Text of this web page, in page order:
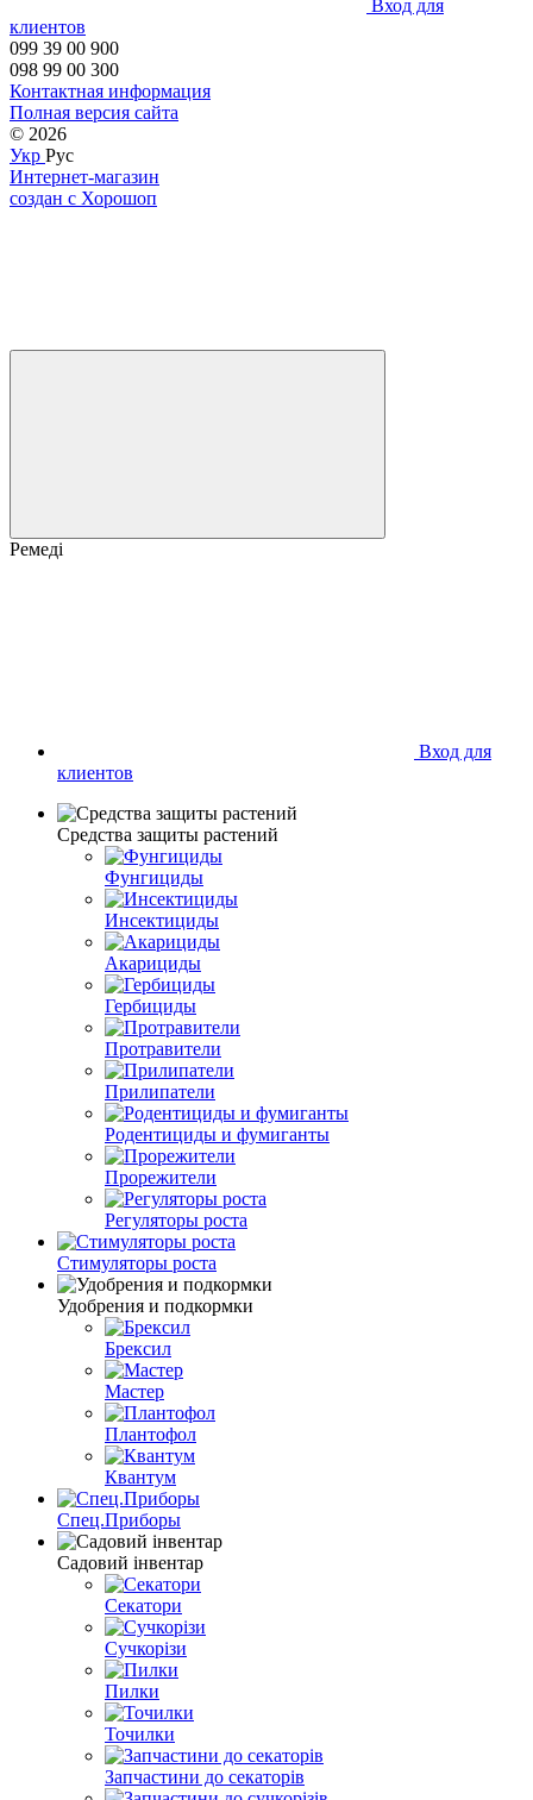
Вход для
клиентов
099 39 00 900
098 99 00 300
Контактная информация
Полная версия сайта
© 2026
Укр Рус
Интернет-магазин
создан с Хорошоп
Ремеді
Вход для
клиентов
Средства защиты растений
Фунгициды
Инсектициды
Акарициды
Гербициды
Протравители
Прилипатели
Родентициды и фумиганты
Прорежители
Регуляторы роста
Стимуляторы роста
Удобрения и подкормки
Брексил
Мастер
Плантофол
Квантум
Спец.Приборы
Садовий інвентар
Секатори
Сучкорізи
Пилки
Точилки
Запчастини до секаторів